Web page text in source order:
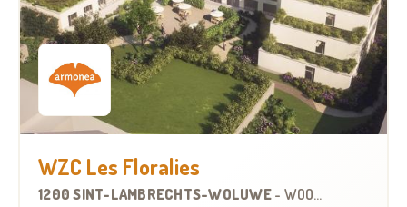
WZC Les Floralies
1200 SINT-LAMBRECHTS-WOLUWE - WOONZORGCENTRUM (WZC)